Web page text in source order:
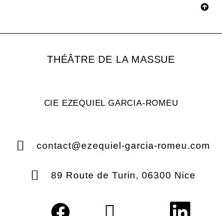
THÉÂTRE DE LA MASSUE
CIE EZEQUIEL GARCIA-ROMEU
contact@ezequiel-garcia-romeu.com
89 Route de Turin, 06300 Nice